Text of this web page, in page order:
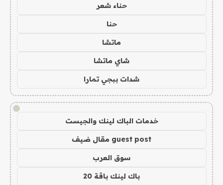
حناء شعر
حنا
ماتشا
شاي ماتشا
شدات ببجي تمارا
!
خدمات الباك لينك والجيست
guest post مقال ضيف
سوق العرب
باك لينك باقة 20